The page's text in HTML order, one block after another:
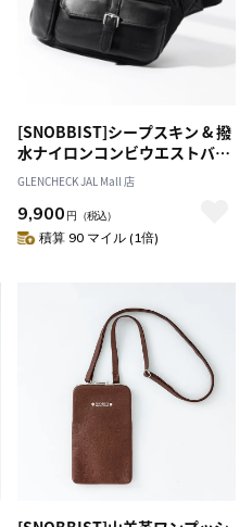
[SNOBBIST]シープスキン & 撥
水ナイロンコンビウエストバッ
グ ボディバッグ ブラック
GLENCHECK JAL Mall 店
9,900 円 （税込）
積算 90 マイル (1倍)